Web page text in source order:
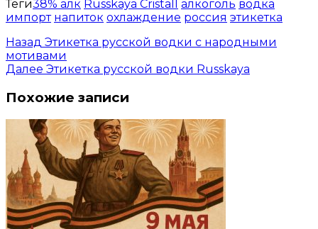
Теги38% алк Russkaya Cristall алкоголь водка
импорт напиток охлаждение россия этикетка
Назад Этикетка русской водки с народными
мотивами
Далее Этикетка русской водки Russkaya
Похожие записи